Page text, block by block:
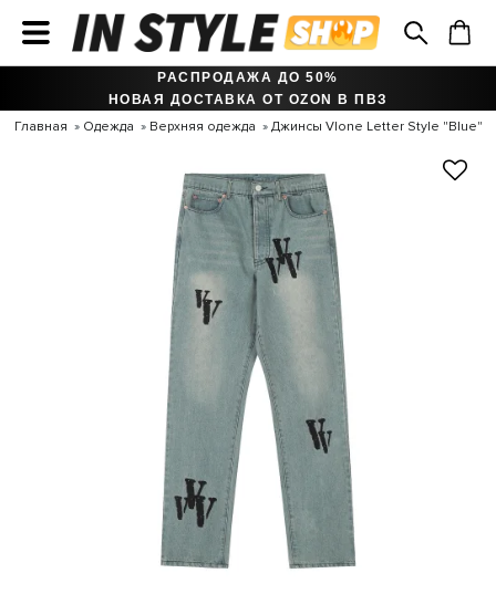
РАСПРОДАЖА ДО 50%
НОВАЯ ДОСТАВКА ОТ OZON В ПВЗ
Главная Одежда Верхняя одежда Джинсы Vlone Letter Style "Blue"